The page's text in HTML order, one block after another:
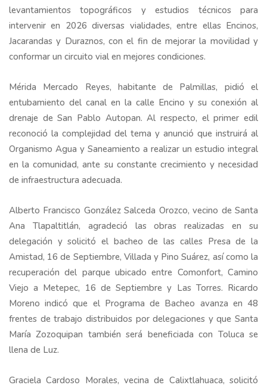
levantamientos topográficos y estudios técnicos para
intervenir en 2026 diversas vialidades, entre ellas Encinos,
Jacarandas y Duraznos, con el fin de mejorar la movilidad y
conformar un circuito vial en mejores condiciones.
Mérida Mercado Reyes, habitante de Palmillas, pidió el
entubamiento del canal en la calle Encino y su conexión al
drenaje de San Pablo Autopan. Al respecto, el primer edil
reconoció la complejidad del tema y anunció que instruirá al
Organismo Agua y Saneamiento a realizar un estudio integral
en la comunidad, ante su constante crecimiento y necesidad
de infraestructura adecuada.
Alberto Francisco González Salceda Orozco, vecino de Santa
Ana Tlapaltitlán, agradeció las obras realizadas en su
delegación y solicitó el bacheo de las calles Presa de la
Amistad, 16 de Septiembre, Villada y Pino Suárez, así como la
recuperación del parque ubicado entre Comonfort, Camino
Viejo a Metepec, 16 de Septiembre y Las Torres. Ricardo
Moreno indicó que el Programa de Bacheo avanza en 48
frentes de trabajo distribuidos por delegaciones y que Santa
María Zozoquipan también será beneficiada con Toluca se
llena de Luz.
Graciela Cardoso Morales, vecina de Calixtlahuaca, solicitó